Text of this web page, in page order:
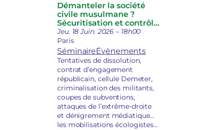
Démanteler la société
civile musulmane ?
Sécuritisation et contrôle
social en Europe
Jeu. 18 Juin. 2026 – 18h00
Paris
SéminaireÉvènements
Tentatives de dissolution,
contrat d’engagement
républicain, cellule Demeter,
criminalisation des militants,
coupes de subventions,
attaques de l’extrême-droite
et dénigrement médiatique…
les mobilisations écologistes